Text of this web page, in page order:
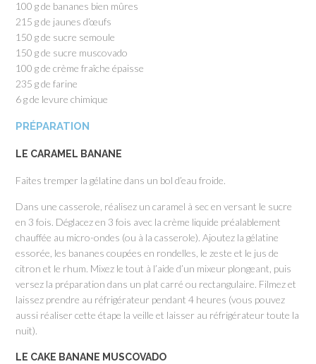
100 g de bananes bien mûres
215 g de jaunes d’œufs
150 g de sucre semoule
150 g de sucre muscovado
100 g de crème fraîche épaisse
235 g de farine
6 g de levure chimique
PRÉPARATION
LE CARAMEL BANANE
Faites tremper la gélatine dans un bol d’eau froide.
Dans une casserole, réalisez un caramel à sec en versant le sucre
en 3 fois. Déglacez en 3 fois avec la crème liquide préalablement
chauffée au micro-ondes (ou à la casserole). Ajoutez la gélatine
essorée, les bananes coupées en rondelles, le zeste et le jus de
citron et le rhum. Mixez le tout à l’aide d’un mixeur plongeant, puis
versez la préparation dans un plat carré ou rectangulaire. Filmez et
laissez prendre au réfrigérateur pendant 4 heures (vous pouvez
aussi réaliser cette étape la veille et laisser au réfrigérateur toute la
nuit).
LE CAKE BANANE MUSCOVADO